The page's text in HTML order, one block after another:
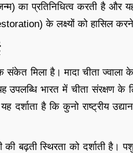
प्रतिनिधित्व करती है और यह
के लक्ष्यों को हासिल
मिला है। मादा चीता ज्वाला
भारत में चीता संरक्षण के
दर्शाता है कि कुनो राष्ट्रीय
की बढ़ती स्थिरता को दर्शाती